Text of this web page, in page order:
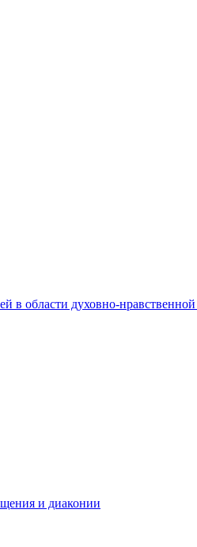
в области духовно-
и диаконии